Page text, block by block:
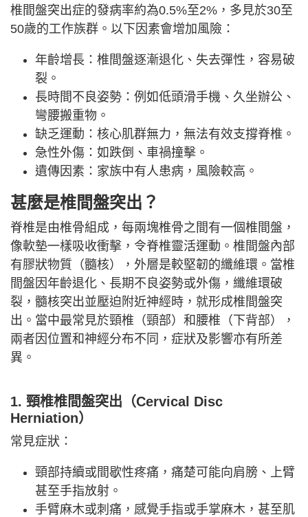
椎間盤突出症的發病率約為0.5%至2%，多見於30至
50歲的工作族群。以下因素會增加風險：
年齡增長：椎間盤逐漸退化、失去彈性，容易破
裂。
長時間不良姿勢：例如低頭滑手機、久坐辦公、
彎腰搬重物。
缺乏運動：核心肌群無力，無法有效支撐脊椎。
急性外傷：如跌倒、車禍撞擊。
遺傳因素：家族中有人患病，風險較高。
甚麼是椎間盤突出？
脊椎是由椎骨組成，每兩塊椎骨之間有一個椎間盤，
像軟墊一樣吸收衝擊，令脊椎靈活運動。椎間盤內部
有膠狀物質（髓核），外層是較堅韌的纖維環。當椎
間盤因年齡退化、長期不良姿勢或外傷，纖維環破
裂，髓核突出並壓迫附近神經時，就形成椎間盤突
出。當中最常見於頸椎（頸部）和腰椎（下背部），
兩者因位置和神經分布不同，症狀及影響亦有所差
異。
1. 頸椎椎間盤突出（Cervical Disc
Herniation）
常見症狀：
頸部持續或間歇性疼痛，痛楚可能向肩膀、上臂
甚至手指放射。
手臂麻木或刺痛，感覺手指或手掌麻木，甚至肌